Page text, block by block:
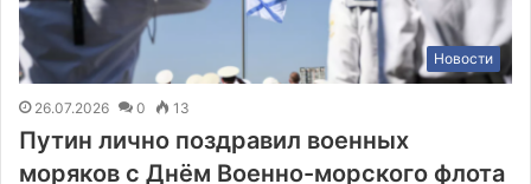
Новости
26.07.2026 0 13
Путин лично поздравил военных
моряков с Днём Военно-морского флота